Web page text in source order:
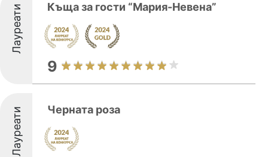
Лауреати Къща за гости “Мария-Невена”
9
Лауреати Черната роза